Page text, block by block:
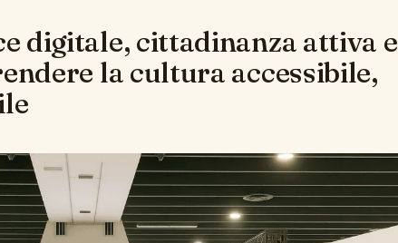
digitale, cittadinanza attiva e
la cultura accessibile,